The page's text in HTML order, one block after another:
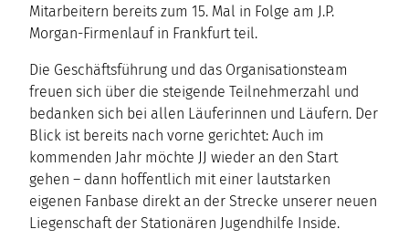
Mitarbeitern bereits zum 15. Mal in Folge am J.P.
Morgan-Firmenlauf in Frankfurt teil.
Die Geschäftsführung und das Organisationsteam
freuen sich über die steigende Teilnehmerzahl und
bedanken sich bei allen Läuferinnen und Läufern. Der
Blick ist bereits nach vorne gerichtet: Auch im
kommenden Jahr möchte JJ wieder an den Start
gehen – dann hoffentlich mit einer lautstarken
eigenen Fanbase direkt an der Strecke unserer neuen
Liegenschaft der Stationären Jugendhilfe Inside.